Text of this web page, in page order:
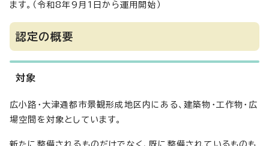
ます。（令和8年9月1日から運用開始）
認定の概要
対象
広小路・大津通都市景観形成地区内にある、建築物・工作物・広
場空間を対象としています。
新たに整備されるものだけでなく、既に整備されているものも